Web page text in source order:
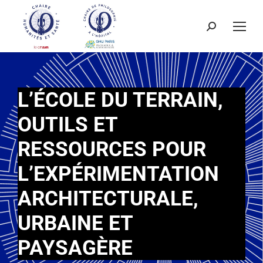
L’ÉCOLE DU TERRAIN,
OUTILS ET
RESSOURCES POUR
L’EXPÉRIMENTATION
ARCHITECTURALE,
URBAINE ET
PAYSAGÈRE